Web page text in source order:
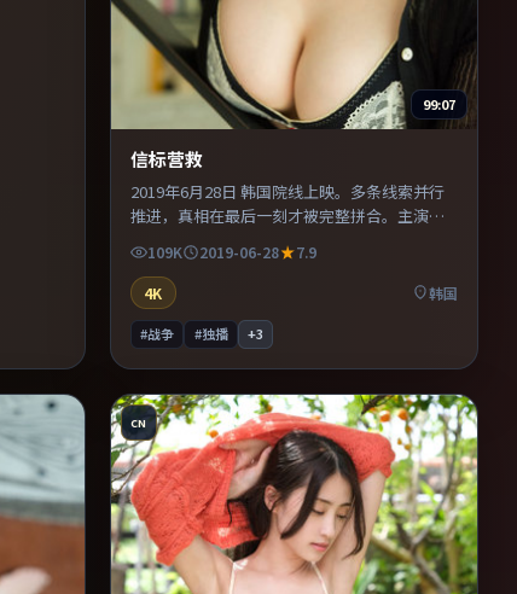
99:07
信标营救
2019年6月28日 韩国院线上映。多条线索并行
推进，真相在最后一刻才被完整拼合。主演之
片。既有类型片爽感，也保留作者表达，口碑
潜力不俗。
109K 2019-06-28
7.9
4K
韩国
#战争 #独播 +3
CN